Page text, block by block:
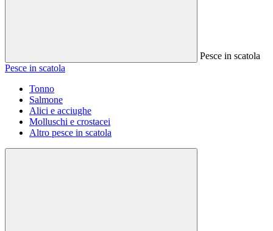
Pesce in scatola
Pesce in scatola
Tonno
Salmone
Alici e acciughe
Molluschi e crostacei
Altro pesce in scatola